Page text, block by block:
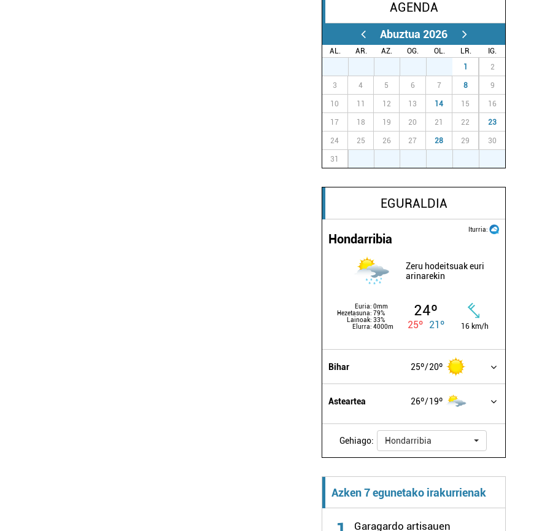
AGENDA
Abuztua 2026
AL. AR. AZ. OG. OL. LR.
IG.
1 2
3 4 5 6 7 8 9
10 11 12 13 14 15 16
17 18 19 20 21 22 23
24 25 26 27 28 29 30
31
EGURALDIA
Iturria:
Hondarribia
Zeru hodeitsuak euri
arinarekin
Euria: 0mm
Hezetasuna: 79%
Lainoak: 33%
Elurra: 4000m
24º
25º 21º 16 km/h
Bihar 25º 20º
Asteartea 26º 19º
Gehiago: Hondarribia
Azken 7 egunetako irakurrienak
Garagardo artisauen